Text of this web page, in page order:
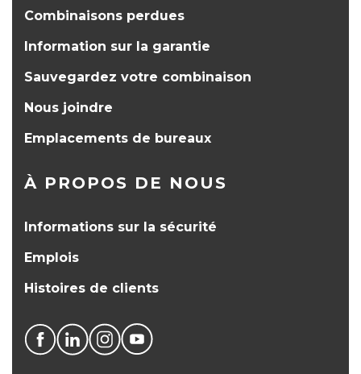
Combinaisons perdues
Information sur la garantie
Sauvegardez votre combinaison
Nous joindre
Emplacements de bureaux
À PROPOS DE NOUS
Informations sur la sécurité
Emplois
Histoires de clients